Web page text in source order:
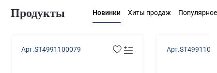
Продукты Новинки Хиты продаж Популярное
Арт.ST4991100079